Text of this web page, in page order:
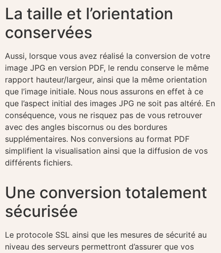
La taille et l’orientation
conservées
Aussi, lorsque vous avez réalisé la conversion de votre
image JPG en version PDF, le rendu conserve le même
rapport hauteur/largeur, ainsi que la même orientation
que l’image initiale. Nous nous assurons en effet à ce
que l’aspect initial des images JPG ne soit pas altéré. En
conséquence, vous ne risquez pas de vous retrouver
avec des angles biscornus ou des bordures
supplémentaires. Nos conversions au format PDF
simplifient la visualisation ainsi que la diffusion de vos
différents fichiers.
Une conversion totalement
sécurisée
Le protocole SSL ainsi que les mesures de sécurité au
niveau des serveurs permettront d’assurer que vos